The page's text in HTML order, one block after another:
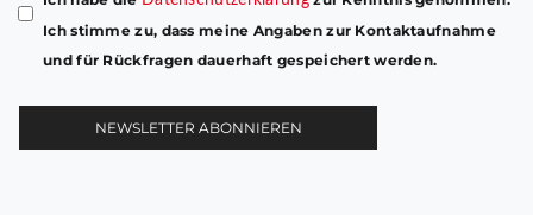
Feld
leer.
Ich stimme zu, dass meine Angaben zur Kontaktaufnahme
und für Rückfragen dauerhaft gespeichert werden.